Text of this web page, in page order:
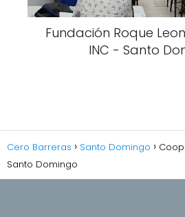
Fundación Roque
INC - Santo
Cero Barreras Santo Domingo
Santo Domingo